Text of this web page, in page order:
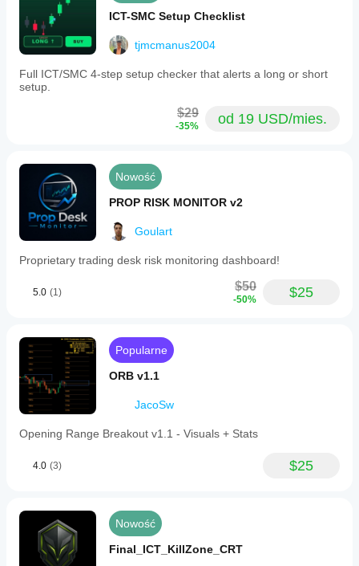
ICT-SMC Setup Checklist
tjmcmanus2004
Full ICT/SMC 4-step setup checker that alerts a long or short
setup.
$29
-35% od 19 USD/mies.
Nowość
PROP RISK MONITOR v2
Goulart
Proprietary trading desk risk monitoring dashboard!
5.0 (1) $50
-50% $25
Popularne
ORB v1.1
JacoSw
Opening Range Breakout v1.1 - Visuals + Stats
4.0 (3) $25
Nowość
Final_ICT_KillZone_CRT